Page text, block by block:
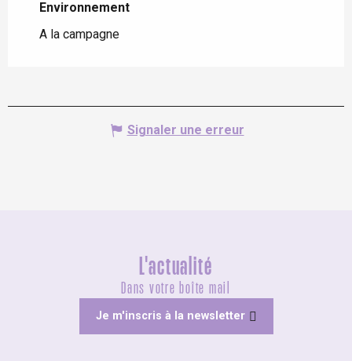
Environnement
Environnement
A la campagne
Signaler une erreur
L'actualité
Dans votre boîte mail
Je m'inscris à la newsletter